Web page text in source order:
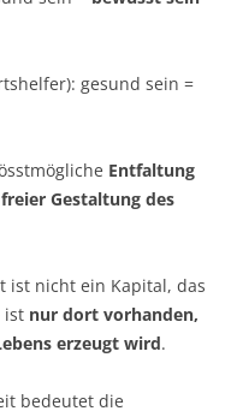
gesund sein =
Entfaltung
Gestaltung des
ist nicht ein Kapital, das
ist nur dort vorhanden,
erzeugt wird.
bedeutet die